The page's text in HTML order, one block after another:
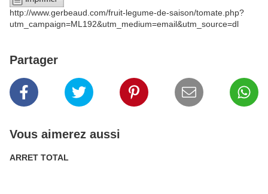
http://www.gerbeaud.com/fruit-legume-de-saison/tomate.php?
utm_campaign=ML192&utm_medium=email&utm_source=dl
Partager
Vous aimerez aussi
ARRET TOTAL